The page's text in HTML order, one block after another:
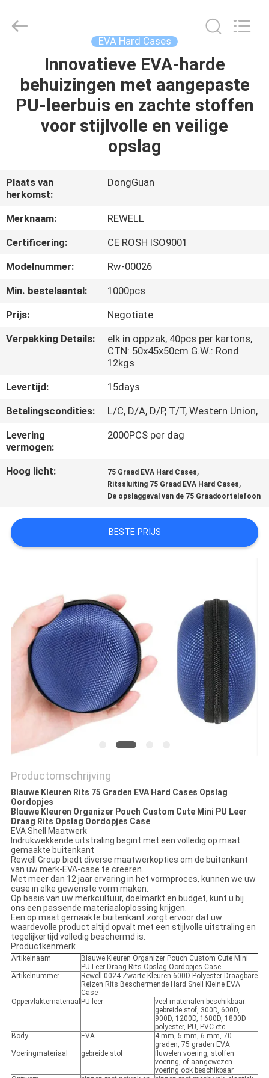
PRODUCTEN
FABRIEKSREIS
KWALITEITSCONTROLE
SITEMAP
PRIVACY
POLICY
Limited.
EVA Hard Cases
Innovatieve EVA-harde
behuizingen met aangepaste
PU-leerbuis en zachte stoffen
voor stijlvolle en veilige
opslag
Plaats van
herkomst:
DongGuan
Merknaam:
REWELL
Certificering:
CE ROSH ISO9001
Modelnummer:
Rw-00026
Min. bestelaantal:
1000pcs
Prijs:
Negotiate
Verpakking Details:
elk in oppzak, 40pcs per kartons,
CTN: 50x45x50cm G.W.: Rond
12kgs
Levertijd:
15days
Betalingscondities:
L/C, D/A, D/P, T/T, Western Union,
Levering
vermogen:
2000PCS per dag
Hoog licht: 75 Graad EVA Hard Cases,
Ritssluiting 75 Graad EVA Hard Cases,
De opslaggeval van de 75 Graadoortelefoon
BESTE PRIJS
Productomschrijving
Blauwe Kleuren Rits 75 Graden EVA Hard Cases Opslag
Oordopjes
Blauwe Kleuren Organizer Pouch Custom Cute Mini PU Leer
Draag Rits Opslag Oordopjes Case
EVA Shell Maatwerk
Indrukwekkende uitstraling begint met een volledig op maat
gemaakte buitenkant
Rewell Group biedt diverse maatwerkopties om de buitenkant
van uw merk-EVA-case te creëren.
Met meer dan 12 jaar ervaring in het vormproces, kunnen we uw
case in elke gewenste vorm maken.
Op basis van uw merkcultuur, doelmarkt en budget, kunt u bij
ons een passende materiaaloplossing krijgen.
Een op maat gemaakte buitenkant zorgt ervoor dat uw
waardevolle product altijd opvalt met een stijlvolle uitstraling en
tegelijkertijd volledig beschermd is.
Productkenmerk
Artikelnaam
Blauwe Kleuren Organizer Pouch Custom Cute Mini
PU Leer Draag Rits Opslag Oordopjes Case
Artikelnummer
Rewell 0024 Zwarte Kleuren 600D Polyester Draagbare
Reizen Rits Beschermende Hard Shell Kleine EVA
Case
Oppervlaktemateriaal PU leer
veel materialen beschikbaar:
gebreide stof, 300D, 600D,
900D, 1200D, 1680D, 1800D
polyester, PU, PVC etc
Body
EVA
4 mm, 5 mm, 6 mm, 70
graden, 75 graden EVA
Voeringmateriaal
gebreide stof
fluwelen voering, stoffen
voering, of aangewezen
voering ook beschikbaar